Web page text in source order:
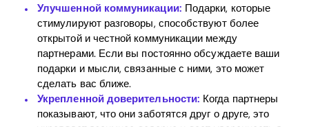
Улучшенной коммуникации: Подарки, которые
стимулируют разговоры, способствуют более
открытой и честной коммуникации между
партнерами. Если вы постоянно обсуждаете ваши
подарки и мысли, связанные с ними, это может
сделать вас ближе.
Укрепленной доверительности: Когда партнеры
показывают, что они заботятся друг о друге, это